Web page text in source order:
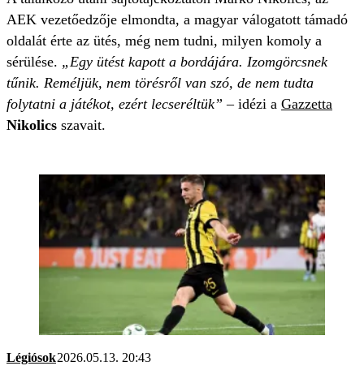
AEK vezetőedzője elmondta, a magyar válogatott támadó
oldalát érte az ütés, még nem tudni, milyen komoly a
sérülése. „Egy ütést kapott a bordájára. Izomgörcsnek
tűnik. Reméljük, nem törésről van szó, de nem tudta
folytatni a játékot, ezért lecseréltük”– idézi a Gazzetta
Nikolics szavait.
Légiósok2026.05.13. 20:43